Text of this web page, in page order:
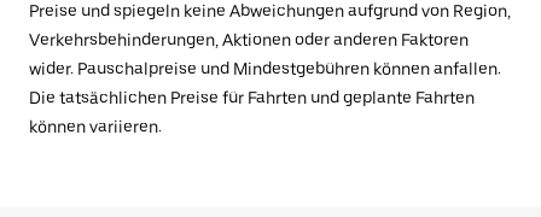
Preise und spiegeln keine Abweichungen aufgrund von Region,
Verkehrsbehinderungen, Aktionen oder anderen Faktoren
wider. Pauschalpreise und Mindestgebühren können anfallen.
Die tatsächlichen Preise für Fahrten und geplante Fahrten
können variieren.